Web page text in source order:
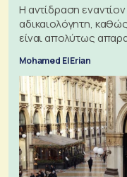
Η αντίδραση
αδικαιολόγητη,
είναι απολύτως
Mohamed El Erian